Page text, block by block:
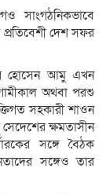
সাংগঠনিকভাবে
দেশ সফর
হোসেন আমু এখন
অথবা পরশু
সহকারী শাওন
ক্ষমতাসীন
সঙ্গে বৈঠক
সঙ্গেও তার